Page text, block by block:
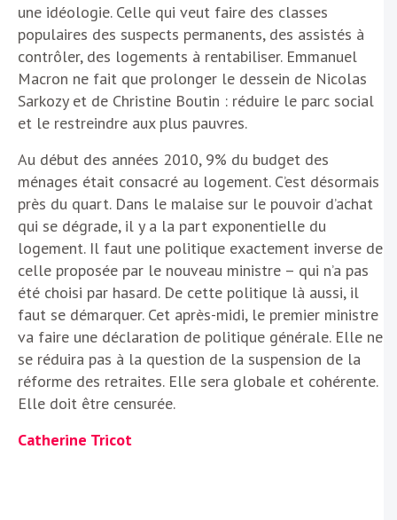
une idéologie. Celle qui veut faire des classes
populaires des suspects permanents, des assistés à
contrôler, des logements à rentabiliser. Emmanuel
Macron ne fait que prolonger le dessein de Nicolas
Sarkozy et de Christine Boutin : réduire le parc social
et le restreindre aux plus pauvres.
Au début des années 2010, 9% du budget des
ménages était consacré au logement. C’est désormais
près du quart. Dans le malaise sur le pouvoir d’achat
qui se dégrade, il y a la part exponentielle du
logement. Il faut une politique exactement inverse de
celle proposée par le nouveau ministre – qui n’a pas
été choisi par hasard. De cette politique là aussi, il
faut se démarquer. Cet après-midi, le premier ministre
va faire une déclaration de politique générale. Elle ne
se réduira pas à la question de la suspension de la
réforme des retraites. Elle sera globale et cohérente.
Elle doit être censurée.
Catherine Tricot